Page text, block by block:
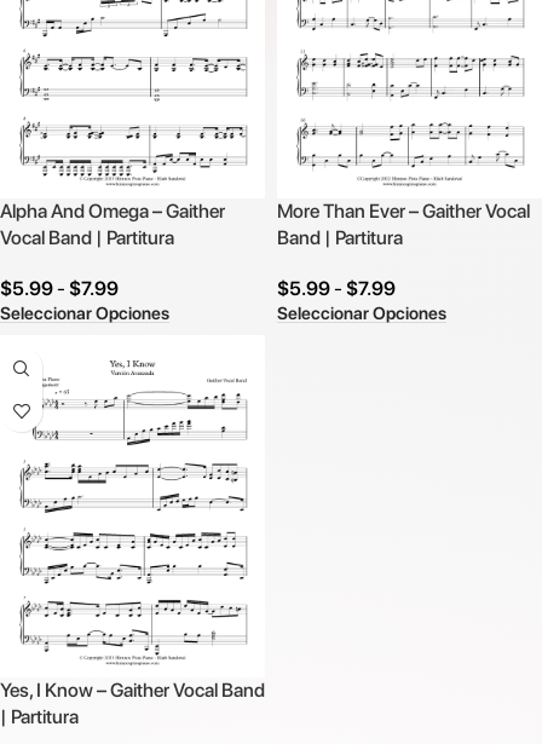
Alpha And Omega – Gaither
Vocal Band | Partitura
$5.99- $7.99
Seleccionar Opciones
More Than Ever – Gaither Vocal
Band | Partitura
$5.99- $7.99
Seleccionar Opciones
Yes, I Know – Gaither Vocal Band
| Partitura